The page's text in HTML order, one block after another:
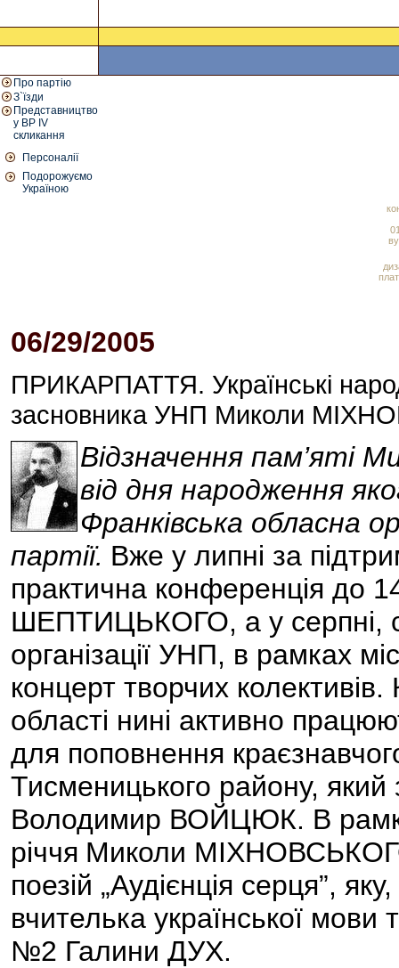
Про партію
З`їзди
Представництво
у ВР IV
скликання
Персоналії
Подорожуємо
Україною
06/29/2005
ПРИКАРПАТТЯ. Українські
засновника УНП Миколи
Відзначення пам’яті
від дня народження
Франківська обласна
партії. Вже у липні за
практична конференція до
ШЕПТИЦЬКОГО, а у серпні,
організації УНП, в рамках
концерт творчих колективів.
області нині активно
для поповнення
Тисменицького району,
Володимир ВОЙЦЮК. В
річчя Миколи
поезій „Аудієнція серця”,
вчителька української
№2 Галини ДУХ.